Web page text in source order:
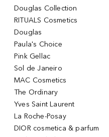
Douglas Collection
RITUALS Cosmetics
Douglas
Paula's Choice
Pink Gellac
Sol de Janeiro
MAC Cosmetics
The Ordinary
Yves Saint Laurent
La Roche-Posay
DIOR cosmetica & parfum